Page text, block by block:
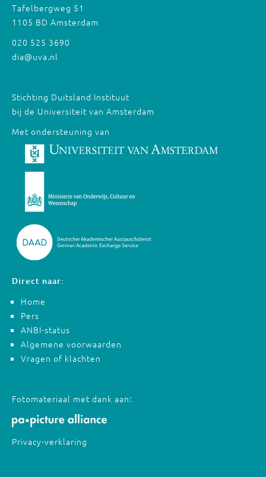
Tafelbergweg 51
1105 BD Amsterdam
020 525 3690
dia@uva.nl
Stichting Duitsland Instituut
bij de Universiteit van Amsterdam
Met ondersteuning van
Direct naar:
Home
Pers
ANBI-status
Algemene voorwaarden
Vragen of klachten
Fotomateriaal met dank aan:
Privacy-verklaring